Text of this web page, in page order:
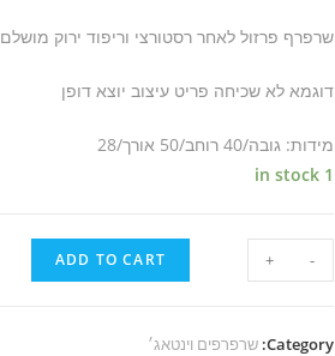
שרפרף פרזול לאחר רסטורצי וריפוד ירוק מושלם
דוגמא לא שכיחה פריט עיצוב יוצא דופן
מידות: גובה/40 רוחב/50 אורך/28
1 in stock
-
+
ADD TO CART
Category: שרפרפים וינטאג׳